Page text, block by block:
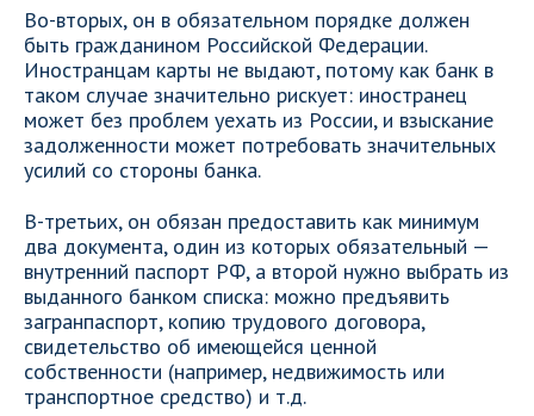
Во-вторых, он в обязательном порядке должен
быть гражданином Российской Федерации.
Иностранцам карты не выдают, потому как банк в
таком случае значительно рискует: иностранец
может без проблем уехать из России, и взыскание
задолженности может потребовать значительных
усилий со стороны банка.
В-третьих, он обязан предоставить как минимум
два документа, один из которых обязательный —
внутренний паспорт РФ, а второй нужно выбрать из
выданного банком списка: можно предъявить
загранпаспорт, копию трудового договора,
свидетельство об имеющейся ценной
собственности (например, недвижимость или
транспортное средство) и т.д.